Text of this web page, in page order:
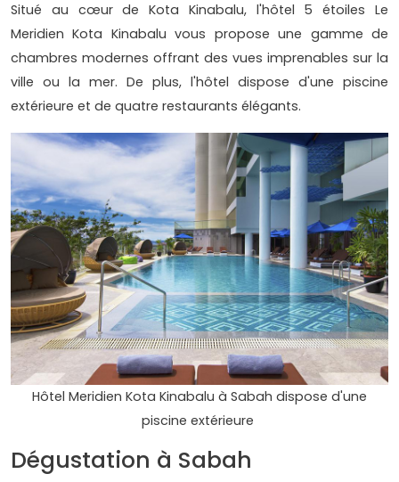
Situé au cœur de Kota Kinabalu, l'hôtel 5 étoiles Le
Meridien Kota Kinabalu vous propose une gamme de
chambres modernes offrant des vues imprenables sur la
ville ou la mer. De plus, l'hôtel dispose d'une piscine
extérieure et de quatre restaurants élégants.
Hôtel Meridien Kota Kinabalu à Sabah dispose d'une
piscine extérieure
Dégustation à Sabah